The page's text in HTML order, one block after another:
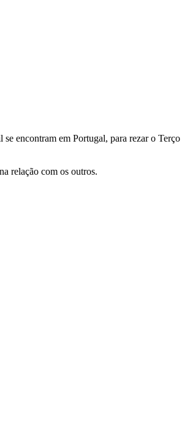
encontram em Portugal, para rezar o Terço
relação com os outros.